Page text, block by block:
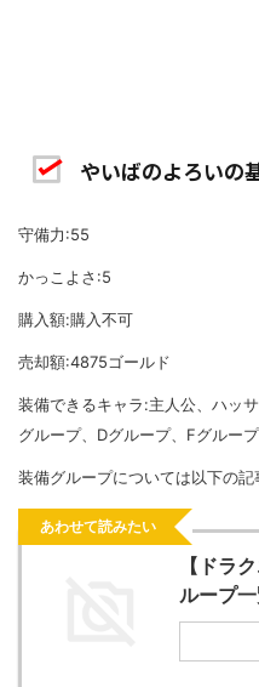
やいばのよろいの
守備力:55
かっこよさ:5
購入額:購入不可
売却額:4875ゴールド
装備できるキャラ:主人公、ハッ
グループ、Dグループ、Fグループ
装備グループについては以下の記
あわせて読みたい
【ドラ
ループ